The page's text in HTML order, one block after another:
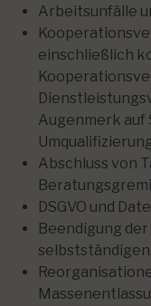
Arbeitsunfälle
einschließlich
Augenmerk auf
Abschluss von
DSGVO und
Beendigung